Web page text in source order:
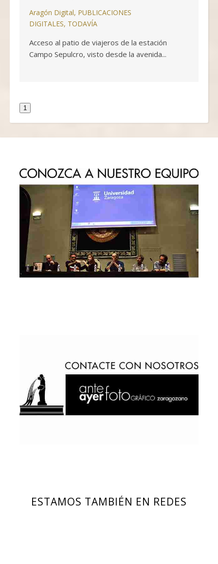
Aragón Digital, PUBLICACIONES
DIGITALES, TODAVÍA
Acceso al patio de viajeros de la estación
Campo Sepulcro, visto desde la avenida...
1
ESTAMOS TAMBIÉN EN REDES